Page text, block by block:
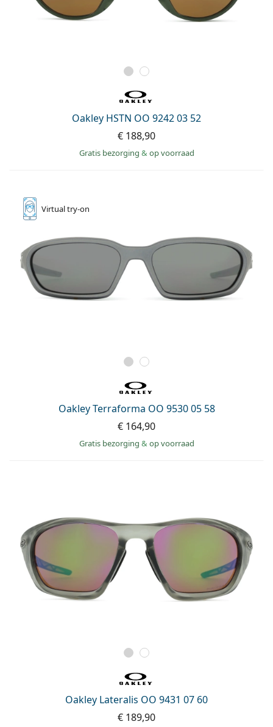
Oakley HSTN OO 9242 03 52
€ 188,90
Gratis bezorging & op voorraad
Virtualtry-on
Oakley Terraforma OO 9530 05 58
€ 164,90
Gratis bezorging & op voorraad
Oakley Lateralis OO 9431 07 60
€ 189,90